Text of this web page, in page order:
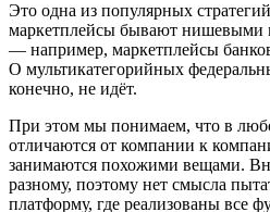
Это одна из популярных
маркетплейсы бывают нишевыми
— например, маркетплейсы
О мультикатегорийных
конечно, не идёт.
При этом мы понимаем, что в
отличаются от компании к
занимаются похожими вещами.
разному, поэтому нет смысла
платформу, где реализованы все